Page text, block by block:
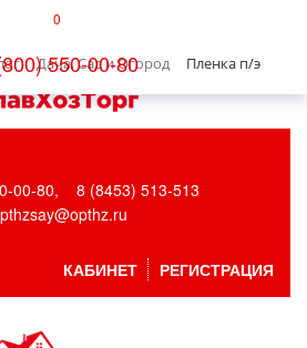
0
550-00-80
Дача, Сад и Огород Пленка п/э
00-80,
8 (8453) 513-513
КАБИНЕТ РЕГИСТРАЦИЯ